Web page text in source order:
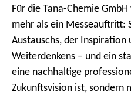
Für die Tana-Chemie
mehr als ein Messeauftritt:
Austauschs, der Inspiration
Weiterdenkens – und ein
eine nachhaltige
Zukunftsvision ist, sondern